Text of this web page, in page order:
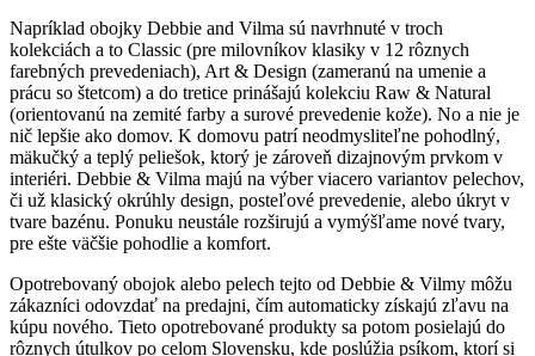
Napríklad obojky Debbie and Vilma sú navrhnuté v troch
kolekciách a to Classic (pre milovníkov klasiky v 12 rôznych
farebných prevedeniach), Art & Design (zameranú na umenie a
prácu so štetcom) a do tretice prinášajú kolekciu Raw & Natural
(orientovanú na zemité farby a surové prevedenie kože). No a nie je
nič lepšie ako domov. K domovu patrí neodmysliteľne pohodlný,
mäkučký a teplý peliešok, ktorý je zároveň dizajnovým prvkom v
interiéri. Debbie & Vilma majú na výber viacero variantov pelechov,
či už klasický okrúhly design, posteľové prevedenie, alebo úkryt v
tvare bazénu. Ponuku neustále rozširujú a vymýšľame nové tvary,
pre ešte väčšie pohodlie a komfort.
Opotrebovaný obojok alebo pelech tejto od Debbie & Vilmy môžu
zákazníci odovzdať na predajni, čím automaticky získajú zľavu na
kúpu nového. Tieto opotrebované produkty sa potom posielajú do
rôznych útulkov po celom Slovensku, kde poslúžia psíkom, ktorí si